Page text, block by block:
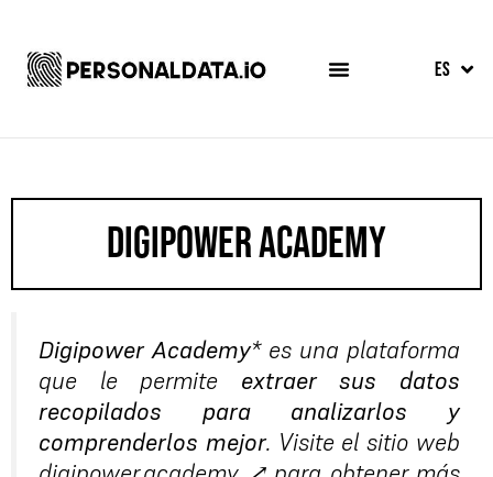
ES
EN
digipower academy
Digipower Academy* es una plataforma
que
le permite extraer sus
datos
recopilados
para analizarlos
y
comprenderlos mejor. Visite el sitio web